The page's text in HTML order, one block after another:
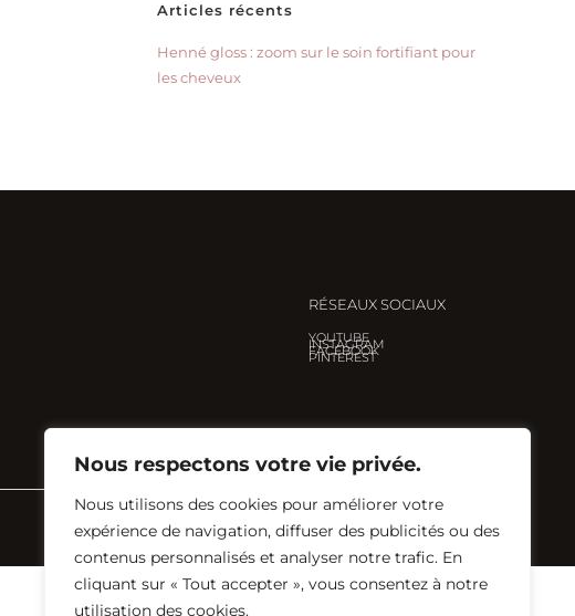
Nous respectons votre vie privée.
Nous utilisons des cookies pour améliorer votre
expérience de navigation, diffuser des publicités ou des
contenus personnalisés et analyser notre trafic. En
cliquant sur « Tout accepter », vous consentez à notre
utilisation des cookies.
Articles récents
Henné gloss : zoom sur le soin fortifiant pour
les cheveux
RÉSEAUX SOCIAUX
YOUTUBE
INSTAGRAM
FACEBOOK
PINTEREST
Créé avec ♡ parEglantine Renault